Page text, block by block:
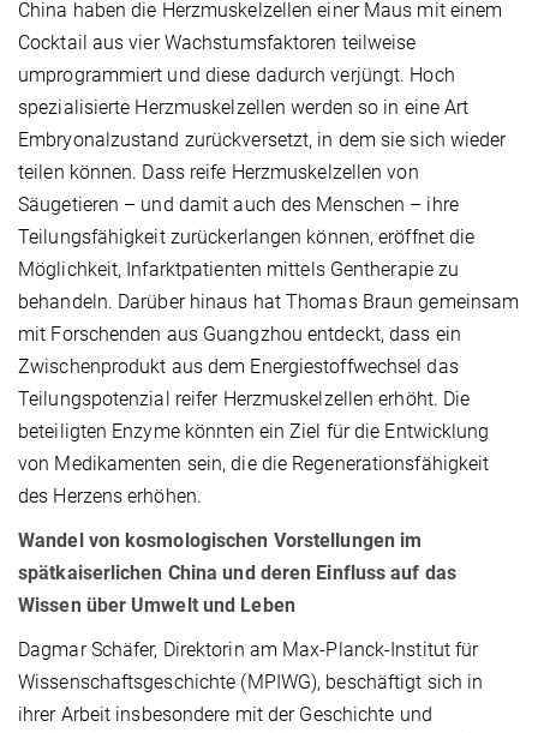
China haben die Herzmuskelzellen einer Maus mit einem
Cocktail aus vier Wachstumsfaktoren teilweise
umprogrammiert und diese dadurch verjüngt. Hoch
spezialisierte Herzmuskelzellen werden so in eine Art
Embryonalzustand zurückversetzt, in dem sie sich wieder
teilen können. Dass reife Herzmuskelzellen von
Säugetieren – und damit auch des Menschen – ihre
Teilungsfähigkeit zurückerlangen können, eröffnet die
Möglichkeit, Infarktpatienten mittels Gentherapie zu
behandeln. Darüber hinaus hat Thomas Braun gemeinsam
mit Forschenden aus Guangzhou entdeckt, dass ein
Zwischenprodukt aus dem Energiestoffwechsel das
Teilungspotenzial reifer Herzmuskelzellen erhöht. Die
beteiligten Enzyme könnten ein Ziel für die Entwicklung
von Medikamenten sein, die die Regenerationsfähigkeit
des Herzens erhöhen.
Wandel von kosmologischen Vorstellungen im
spätkaiserlichen China und deren Einfluss auf das
Wissen über Umwelt und Leben
Dagmar Schäfer, Direktorin am Max-Planck-Institut für
Wissenschaftsgeschichte (MPIWG), beschäftigt sich in
ihrer Arbeit insbesondere mit der Geschichte und